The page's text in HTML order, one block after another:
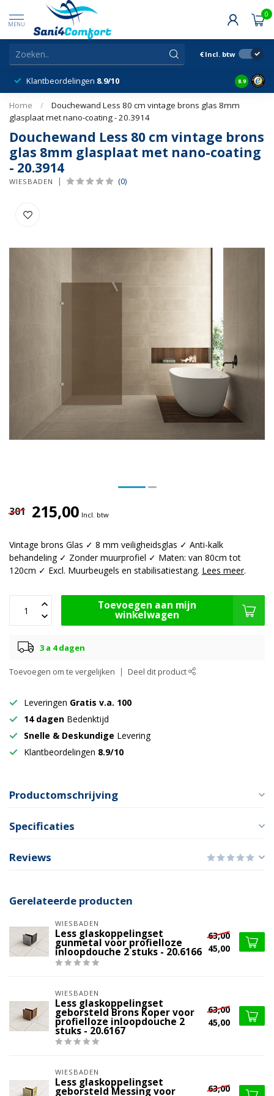
MENU
0
€ Incl. btw
Klantbeordelingen 8.9/10 8.9
Home /
Douchewand Less 80 cm vintage brons glas 8mm
glasplaat met nano-coating - 20.3914
Douchewand Less 80 cm vintage brons
glas 8mm glasplaat met nano-coating
- 20.3914
WIESBADEN (0)
301 215,00 Incl. btw
Vintage brons Glas ✓ 8 mm veiligheidsglas ✓ Anti-kalk
behandeling ✓ Zonder muurprofiel ✓ Maten: van 80cm tot
120cm ✓ Excl. Muurbeugels en stabilisatiestang. Lees meer.
Toevoegen aan mijn
winkelwagen
3 a 4 dagen
Toevoegen om te vergelijken Deel dit product
Leveringen Gratis v.a. 100
14 dagen Bedenktijd
Snelle & Deskundige Levering
Klantbeordelingen 8.9/10
Productomschrijving
Specificaties
Reviews
Gerelateerde producten
WIESBADEN
Less glaskoppelingset
gunmetal voor profielloze
inloopdouche 2 stuks - 20.6166
63,00
45,00
WIESBADEN
Less glaskoppelingset
geborsteld Brons Koper voor
profielloze inloopdouche 2
stuks - 20.6167
63,00
45,00
WIESBADEN
Less glaskoppelingset
geborsteld Messing voor
63,00